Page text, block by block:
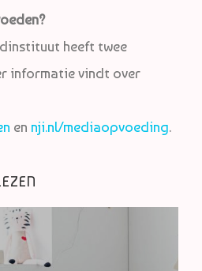
heeft twee
informatie vindt over
en nji.nl/mediaopvoeding.